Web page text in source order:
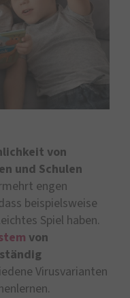
von
und Schulen
engen
beispielsweise
Spiel haben.
von
Virusvarianten